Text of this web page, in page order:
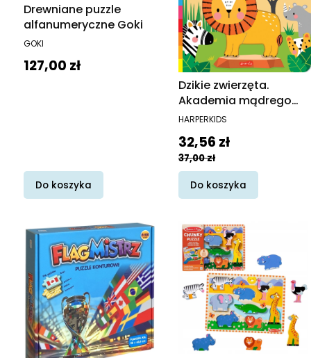
Drewniane puzzle
alfanumeryczne Goki
PRODUCENT
GOKI
Cena
127,00 zł
Do koszyka
Dzikie zwierzęta.
Akademia mądrego
dziecka. Układam
PRODUCENT
HARPERKIDS
Cena promocyjna
32,56 zł
37,00 zł
Do koszyka